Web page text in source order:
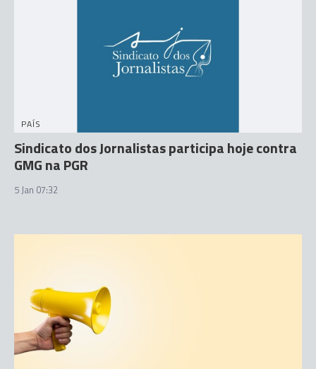
PAÍS
Sindicato dos Jornalistas participa hoje contra
GMG na PGR
5 Jan 07:32